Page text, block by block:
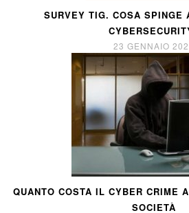
SURVEY TIG. COSA SPINGE
23 GENNAIO
QUANTO COSTA IL CYBER CRIME
SOCIETÀ